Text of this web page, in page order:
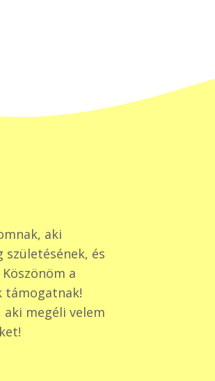
aki
születésének, és
a
támogatnak!
aki megéli velem